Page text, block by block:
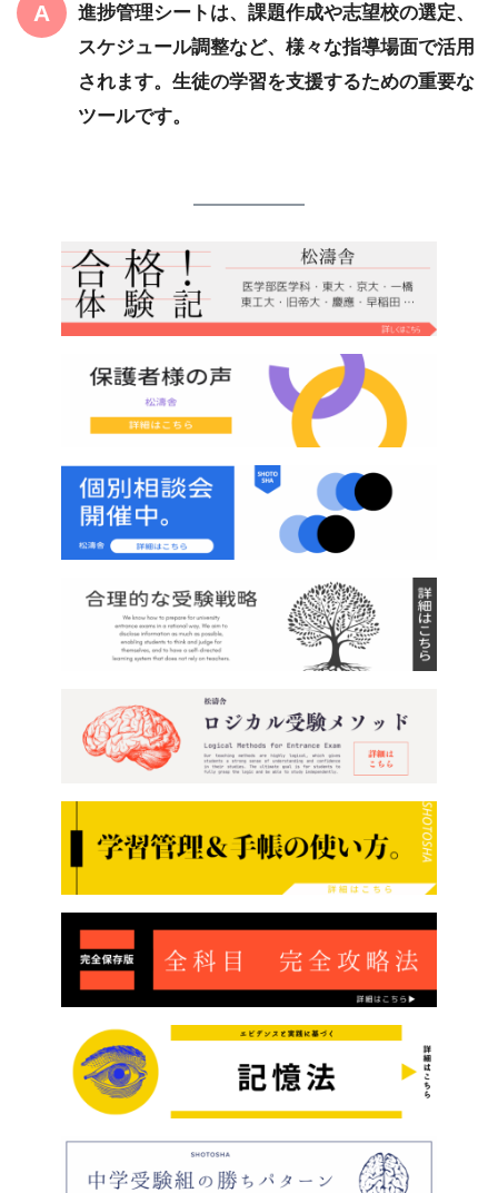
進捗管理シートは、課題作成や志望校の選定、
スケジュール調整など、様々な指導場面で活用
されます。生徒の学習を支援するための重要な
ツールです。